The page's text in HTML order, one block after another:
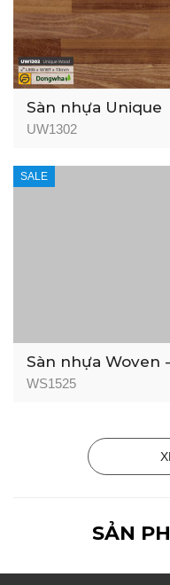
Sàn nhựa Unique
Wood - 3mm
UW1302
SALE
Sàn nhựa Woven -
3mm
WS1525
SẢN